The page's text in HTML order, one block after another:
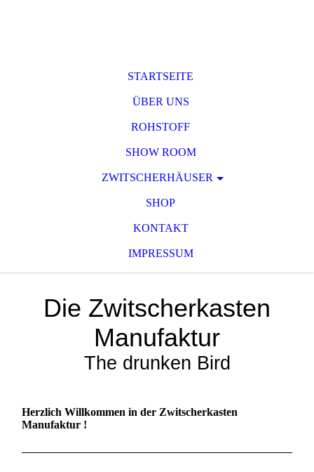
STARTSEITE
ÜBER UNS
ROHSTOFF
SHOW ROOM
ZWITSCHERHÄUSER
SHOP
KONTAKT
IMPRESSUM
Die Zwitscherkasten
Manufaktur
The drunken Bird
Herzlich Willkommen in der Zwitscherkasten
Manufaktur !